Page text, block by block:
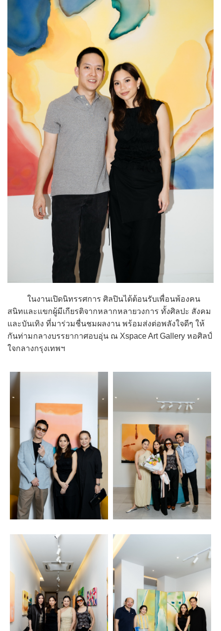
ในงานเปิดนิทรรศการ ศิลปินได้ต้อนรับเพื่อนพ้องคน
สนิทและแขกผู้มีเกียรติจากหลากหลายวงการ ทั้งศิลปะ สังคม
และบันเทิง ที่มาร่วมชื่นชมผลงาน พร้อมส่งต่อพลังใจดีๆ ให้
กันท่ามกลางบรรยากาศอบอุ่น ณ Xspace Art Gallery หอศิลป์
ใจกลางกรุงเทพฯ